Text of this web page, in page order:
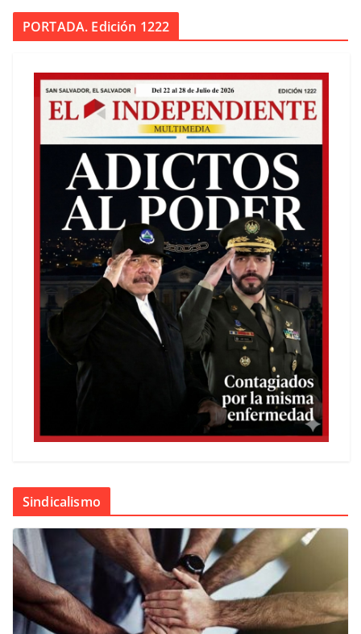
PORTADA. Edición 1222
Sindicalismo